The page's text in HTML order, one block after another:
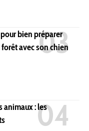
bien préparer
avec son chien
animaux : les